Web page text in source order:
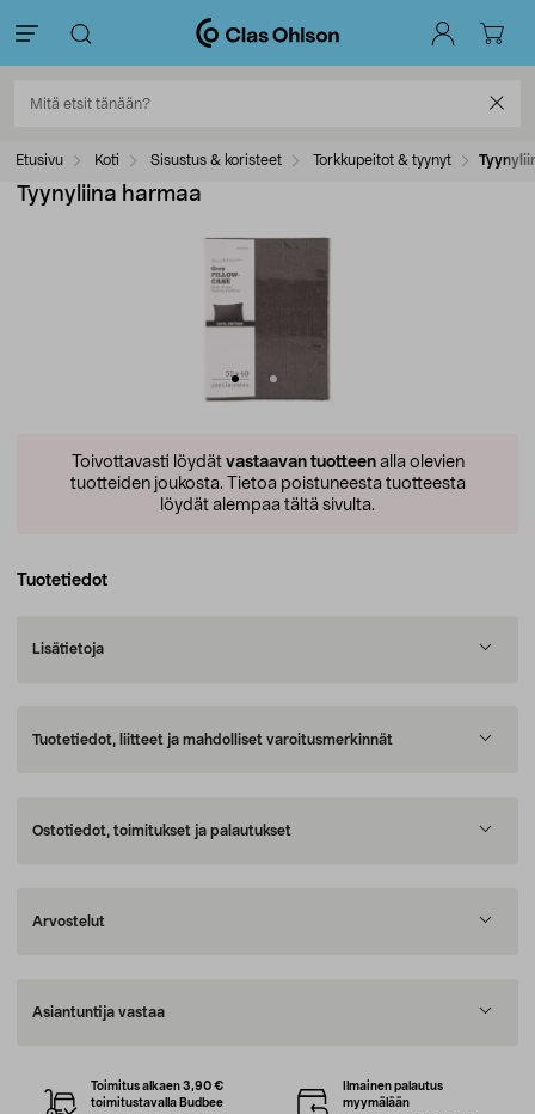
Etusivu Koti Sisustus & koristeet Torkkupeitot & tyynyt
Tyynyliina harmaa
Toivottavasti löydät vastaavan tuotteenalla olevien
tuotteiden joukosta. Tietoa poistuneesta tuotteesta
löydät alempaa tältä sivulta.
Tuotetiedot
Lisätietoja
Tuotetiedot, liitteet ja mahdolliset varoitusmerkinnät
Ostotiedot, toimitukset ja palautukset
Arvostelut
Asiantuntija vastaa
Toimitus alkaen 3,90 €
toimitustavalla Budbee
Ilmainen palautus
myymälään